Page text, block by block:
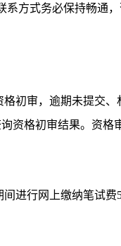
方式务必保持畅通，
初审，逾期未提交
资格初审结果。资
进行网上缴纳笔